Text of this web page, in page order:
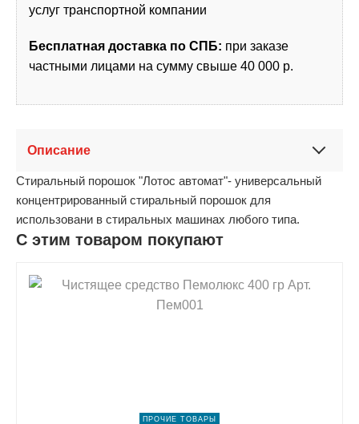
услуг транспортной компании
Бесплатная доставка по СПБ: при заказе
частными лицами на сумму свыше 40 000 р.
Описание
Стиральный порошок "Лотос автомат"- универсальный
концентрированный стиральный порошок для
использовани в стиральных машинах любого типа.
С этим товаром покупают
shopping_cart В КОРЗИНУ
ПРОЧИЕ ТОВАРЫ